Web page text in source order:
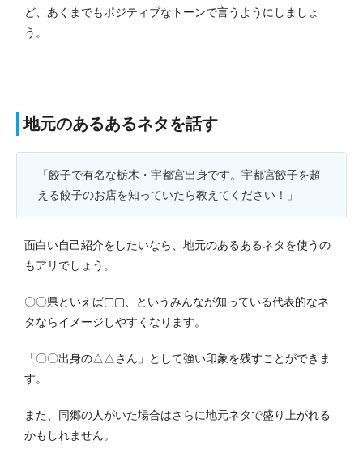
ど、あくまでもポジティブなトーンで言うようにしましょ
う。
地元のあるあるネタを話す
「餃子で有名な栃木・宇都宮出身です。宇都宮餃子を超
える餃子のお店を知っていたら教えてください！」
面白い自己紹介をしたいなら、地元のあるあるネタを使うの
もアリでしょう。
〇〇県といえば▢▢、というみんなが知っている代表的なネ
タならイメージしやすくなります。
「〇〇出身の△△さん」として強い印象を残すことができま
す。
また、同郷の人がいた場合はさらに地元ネタで盛り上がれる
かもしれません。